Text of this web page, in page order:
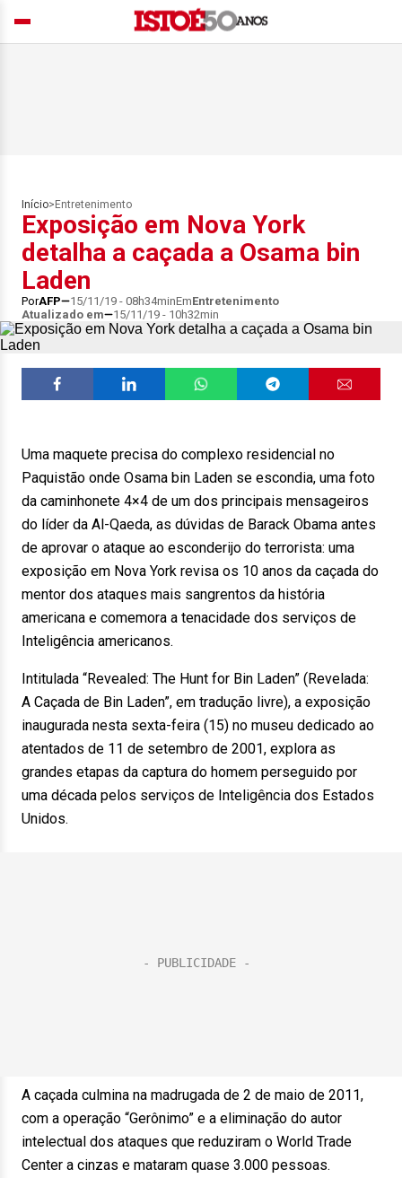
Início> Entretenimento
Exposição em Nova York
detalha a caçada a Osama bin
Laden
PorAFP 15/11/19 - 08h34minEmEntretenimento
Atualizado em
15/11/19 - 10h32min
Uma maquete precisa do complexo residencial no
Paquistão onde Osama bin Laden se escondia, uma foto
da caminhonete 4×4 de um dos principais mensageiros
do líder da Al-Qaeda, as dúvidas de Barack Obama antes
de aprovar o ataque ao esconderijo do terrorista: uma
exposição em Nova York revisa os 10 anos da caçada do
mentor dos ataques mais sangrentos da história
americana e comemora a tenacidade dos serviços de
Inteligência americanos.
Intitulada “Revealed: The Hunt for Bin Laden” (Revelada:
A Caçada de Bin Laden”, em tradução livre), a exposição
inaugurada nesta sexta-feira (15) no museu dedicado ao
atentados de 11 de setembro de 2001, explora as
grandes etapas da captura do homem perseguido por
uma década pelos serviços de Inteligência dos Estados
Unidos.
A caçada culmina na madrugada de 2 de maio de 2011,
com a operação “Gerônimo” e a eliminação do autor
intelectual dos ataques que reduziram o World Trade
Center a cinzas e mataram quase 3.000 pessoas.